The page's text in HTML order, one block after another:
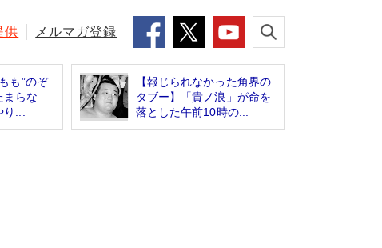
供 メルマガ登録
も”のぞ
まらな
...
【報じられなかった角界の
タブー】「貴ノ浪」が命を
落とした午前10時の...